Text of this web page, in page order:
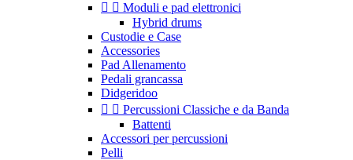
  Moduli e pad elettronici
Hybrid drums
Custodie e Case
Accessories
Pad Allenamento
Pedali grancassa
Didgeridoo
  Percussioni Classiche e da Banda
Battenti
Accessori per percussioni
Pelli